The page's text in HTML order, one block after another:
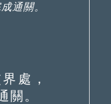
通關。
處，
關。